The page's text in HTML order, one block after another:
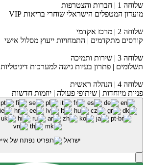
שלוחה 1 | חברות והצטרפות
מועדון המטפלים הישראלי שוחרי בריאות VIP
שלוחה 2 | מרכז אקדמי
קורסים מתקדמים | התמחויות ייעוץ מסלול אישי
שלוחה 3 | שירות ותמיכה
תשלומים | פתרון בעיות גישה למערכות דיגיטליות
שלוחה 4 | הנהלה ראשית
פניות מיוחדות | שיתופי פעולה | יוזמות חדשות
ישראל